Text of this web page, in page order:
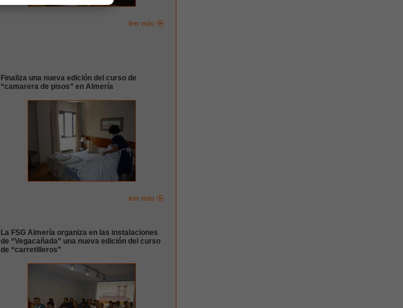
leer más
Finaliza una nueva edición del curso de
“camarera de pisos” en Almería
leer más
La FSG Almería organiza en las instalaciones
de “Vegacañada” una nueva edición del curso
de “carretilleros”